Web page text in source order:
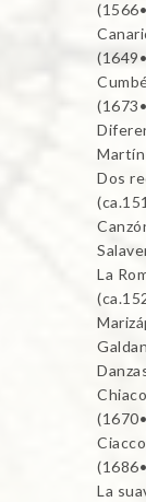
Martín
Dos
La
La